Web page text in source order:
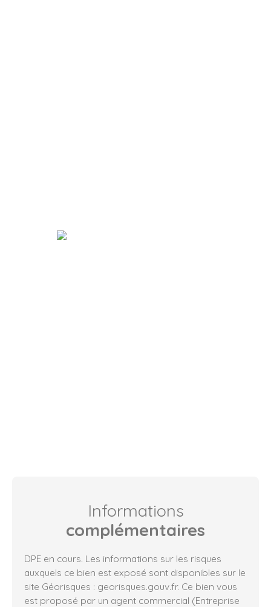
Informations
complémentaires
DPE en cours. Les informations sur les risques
auxquels ce bien est exposé sont disponibles sur le
site Géorisques : georisques.gouv.fr. Ce bien vous
est proposé par un agent commercial (Entreprise